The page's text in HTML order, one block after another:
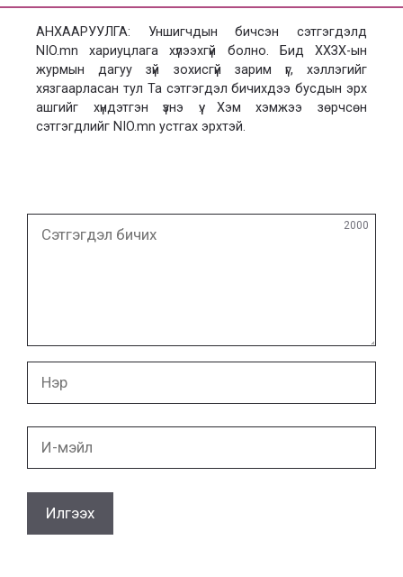
АНХААРУУЛГА: Уншигчдын бичсэн сэтгэгдэлд
NIO.mn хариуцлага хүлээхгүй болно. Бид ХХЗХ-ын
журмын дагуу зүй зохисгүй зарим үг, хэллэгийг
хязгаарласан тул Та сэтгэгдэл бичихдээ бусдын эрх
ашгийг хүндэтгэн үзнэ үү. Хэм хэмжээ зөрчсөн
сэтгэгдлийг NIO.mn устгах эрхтэй.
бичих
2000